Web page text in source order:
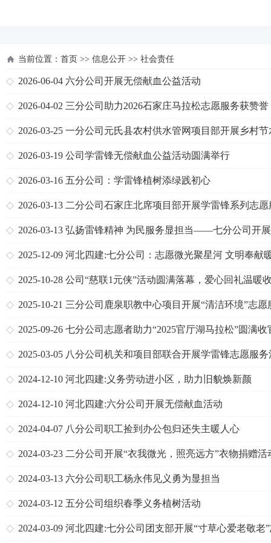
当前位置： 首页 >> 信息公开 >> 社会责任
2026-06-04 六分公司开展无偿献血公益活动
2026-04-02 三分公司助力2026石家庄马拉松志愿服务获赞誉
2026-03-25 一分公司元氏县农村供水管网项目部开展乡村节
传志愿服务活动
2026-03-19 公司学雷锋无偿献血公益活动圆满举行
2026-03-16 五分公司：学雷锋植树添绿践初心
2026-03-13 二分公司石家庄北席项目部开展学雷锋系列志愿
活动
2026-03-13 弘扬雷锋精神 为民服务显担当——七分公司开
雷锋”主题实践活动
2025-12-09 河北四建:七分公司：志愿微光聚星河 文明奉献
心
2025-10-28 公司“慈联1元侠”活动圆满落幕，爱心回礼温暖
2025-10-21 三分公司鹿泉职教中心项目开展“清洁环境”志愿
活动
2025-09-26 七分公司志愿者助力“2025官厅湖马拉松”圆满收
2025-03-05 八分公司机关和项目部联合开展学雷锋志愿服务
2024-12-10 河北四建:义务劳动进小区，助力旧貌焕新颜
2024-12-10 河北四建:六分公司开展无偿献血活动
2024-04-07 八分公司职工捡到办公包归还失主暖人心
2024-03-23 二分公司开展“衣我微光，照亮远方”衣物捐赠活
2024-03-13 六分公司职工杨永伟见义勇为显担当
2024-03-12 五分公司组织春季义务植树活动
2024-03-09 河北四建:七分公司团支部开展“寸草心爱老敬老